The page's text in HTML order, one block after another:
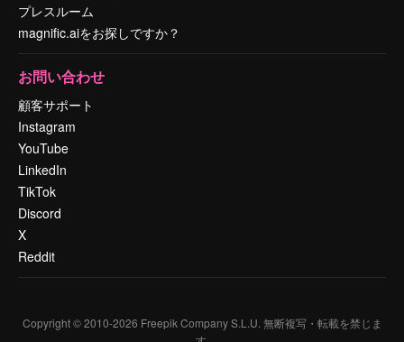
プレスルーム
magnific.aiをお探しですか？
お問い合わせ
顧客サポート
Instagram
YouTube
LinkedIn
TikTok
Discord
X
Reddit
Copyright © 2010-2026 Freepik Company S.L.U. 無断複写・転載を禁じま